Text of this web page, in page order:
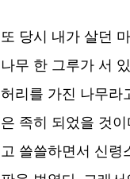
또 당시 내가 살던
나무 한 그루가 서
허리를 가진 나무라
은 족히 되었을 것
고 쓸쓸하면서 신령